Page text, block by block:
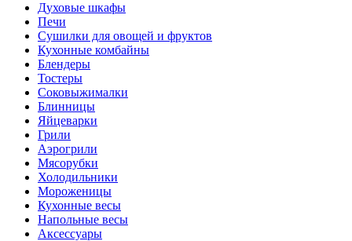
Духовые шкафы
Печи
Сушилки для овощей и фруктов
Кухонные комбайны
Блендеры
Тостеры
Соковыжималки
Блинницы
Яйцеварки
Грили
Аэрогрили
Мясорубки
Холодильники
Мороженицы
Кухонные весы
Напольные весы
Аксессуары